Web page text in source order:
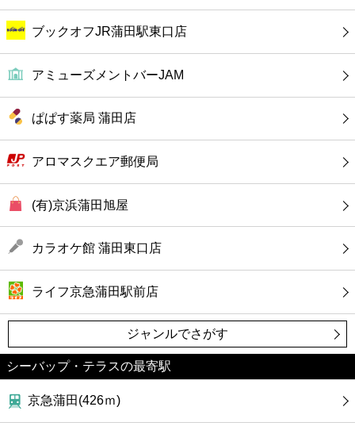
ホテル
ブックオフJR蒲田駅東口店
アミューズメントバーJAM
ぱぱす薬局 蒲田店
アロマスクエア郵便局
(有)京浜蒲田旭屋
カラオケ館 蒲田東口店
ライフ京急蒲田駅前店
ジャンルでさがす
シーバップ・テラスの最寄駅
京急蒲田(426ｍ)